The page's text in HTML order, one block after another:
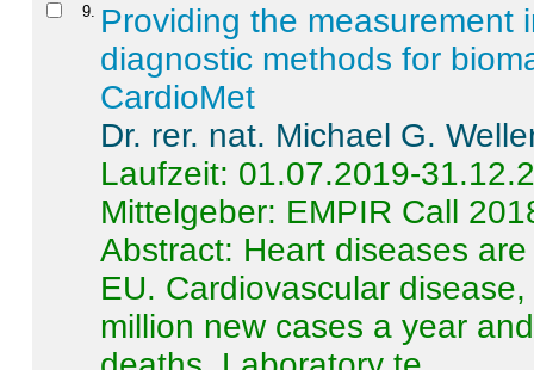
9
Providing the measurement
diagnostic methods for
CardioMet
Dr. rer. nat. Michael G.
Laufzeit: 01.07.2019-
Mittelgeber: EMPIR Call
Abstract: Heart diseases
EU. Cardiovascular
million new cases a year